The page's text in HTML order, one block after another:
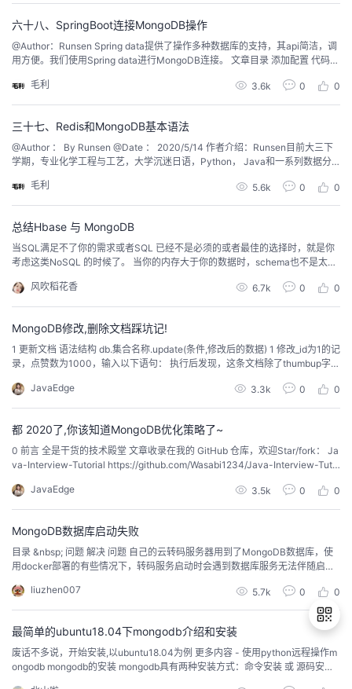
六十八、SpringBoot连接MongoDB操作
@Author：Runsen Spring data提供了操作多种数据库的支持，其api简洁，调
用方便。我们使用Spring data进行MongoDB连接。 文章目录 添加配置 代码编
pringfram...
毛利 3.6k 0 0
三十七、Redis和MongoDB基本语法
@Author ： By Runsen @Date ： 2020/5/14 作者介绍：Runsen目前大三下
学期，专业化学工程与工艺，大学沉迷日语，Python， Java和一系列数据分
专栏数据分析全系列：将使用Excel，Powerbi，Python，R，Sql，SPSS，st
ata以及T...
毛利 5.6k 0 0
总结Hbase 与 MongoDB
当SQL满足不了你的需求或者SQL 已经不是必须的或者最佳的选择时，就是你
考虑这类NoSQL 的时候了。 当你的内存大于你的数据时，schema也不是太确
改变设计模式，爽在前面痛在后面; 当你唯一追求的就是速度，又对memcache
d的过于简单心存芥蒂，刚好内存也比数据多时，redis俏生生...
风吹稻花香 6.7k 0 0
MongoDB修改,删除文档踩坑记!
1 更新文档 语法结构 db.集合名称.update(条件,修改后的数据) 1 修改_id为1的记
录，点赞数为1000，输入以下语句： 执行后发现，这条文档除了thumbup字段
令如下： db.comment.update({_id:"2"},{$set:{thumbup:2000}}) ...
JavaEdge 3.3k 0 0
都 2020了,你该知道MongoDB优化策略了~
0 前言 全是干货的技术殿堂 文章收录在我的 GitHub 仓库，欢迎Star/fork： Ja
va-Interview-Tutorial https://github.com/Wasabi1234/Java-Interview-Tuto
能问题。MongoDB和其它...
JavaEdge 3.5k 0 0
MongoDB数据库启动失败
目录 &nbsp; 问题 解决 问题 自己的云转码服务器用到了MongoDB数据库，使
用docker部署的有些情况下，转码服务启动时会遇到数据库服务无法伴随启动
下： 0|www &nbsp;| (node:248) [MONGODB DRIVER] Warning: Current...
liuzhen007 5.7k 0 0
最简单的ubuntu18.04下mongodb介绍和安装
废话不多说，开始安装,以ubuntu18.04为例 更多内容 - 使用python远程操作m
ongodb mongodb的安装 mongodb具有两种安装方式：命令安装 或 源码安装